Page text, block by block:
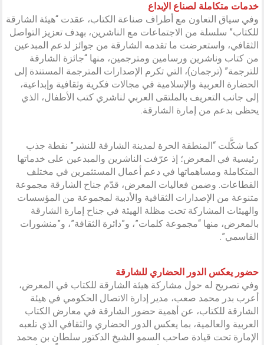
خدمات متكاملة لصناع الإبداع
وفي سياق التعاون مع أطراف صناعة الكتاب، عقدت “هيئة الشارقة
للكتاب” سلسلة من الاجتماعات مع الناشرين، بهدف تعزيز التواصل
الثقافي، واستعرضت ما تقدمه الشارقة من جوائز لدعم المبدعين
من كتاب وناشرين ورسامين ومترجمين، منها “جائزة الشارقة
للترجمة” (ترجمان)، التي تكرم الإصدارات المترجمة المستندة إلى
الحضارة العربية والإسلامية في مجالات فكرية وثقافية وإبداعية،
إلى جانب التعريف بالملتقى العربي لناشري كتب الأطفال، الذي
يحظى بدعم من إمارة الشارقة.
كما شكَّلت “المنطقة الحرة لمدينة الشارقة للنشر” نقطة جذب
رئيسية في المعرض؛ إذ عرّفت الناشرين والمبدعين على خدماتها
المتكاملة ومساهماتها في دعم أعمال المستثمرين في مختلف
القطاعات. وضمن فعاليات المعرض، قدّم جناح الشارقة مجموعة
متنوعة من الإصدارات الثقافية والأدبية لمجموعة من المؤسسات
والهيئات المشاركة تحت مظلة الهيئة في جناح إمارة الشارقة
بالمعرض، منها “مجموعة كلمات”، و”دائرة الثقافة”، و”منشورات
القاسمي”.
حضور يعكس الدور الحضاري للشارقة
وفي تصريح له حول مشاركة هيئة الشارقة للكتاب في المعرض،
أعرب بدر محمد صعب، مدير إدارة الاتصال الحكومي في هيئة
الشارقة للكتاب، عن أهمية حضور الشارقة في معارض الكتاب
العربية والعالمية، بما يعكس الدور الحضاري والثقافي الذي تلعبه
الإمارة تحت قيادة صاحب السمو الشيخ الدكتور سلطان بن محمد